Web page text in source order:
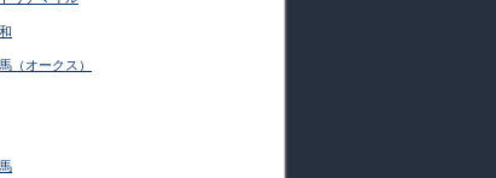
（オークス）